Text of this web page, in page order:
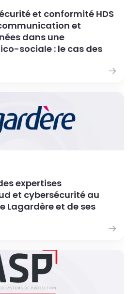
et conformité HDS
et
dans une
sociale : le cas des
expertises
et cybersécurité au
Lagardère et de ses